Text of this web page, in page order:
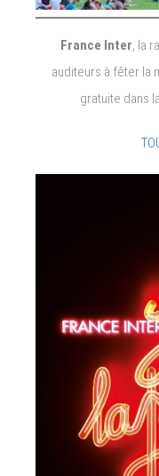
France Inter, la
auditeurs à fêter la
gratuite dans